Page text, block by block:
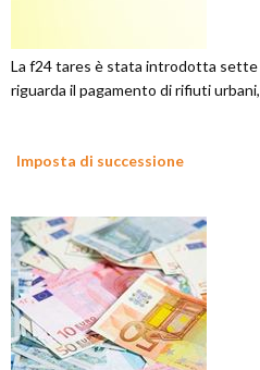
La f24 tares è stata introdotta sette
riguarda il pagamento di rifiuti
Imposta di successione